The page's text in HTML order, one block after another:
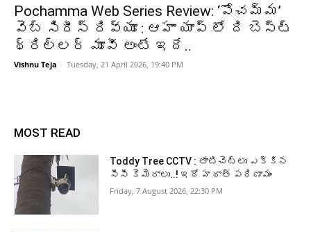
Pochamma Web Series Review: ‘పోచమ్మ’
వెబ్ సిరీస్ రివ్యూ : ఆహా యాప్ లో ది బెస్ట్
థ్రిల్లర్ మూవీ అంటే ఇదే..
Vishnu Teja - Tuesday, 21 April 2026, 19:40 PM
MOST READ
Toddy Tree CCTV : తాటిచెట్లు ఎక్కిన
సీసీ కెమెరాలు..! ఇదో హఠాత్ పరిణామం
Friday, 7 August 2026, 22:30 PM